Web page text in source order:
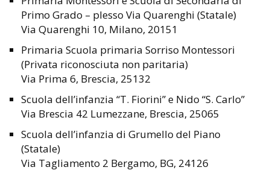
Primo Grado – plesso Via Quarenghi (Statale)
Via Quarenghi 10, Milano, 20151
Primaria Scuola primaria Sorriso Montessori
(Privata riconosciuta non paritaria)
Via Prima 6, Brescia, 25132
Scuola dell’infanzia “T. Fiorini” e Nido “S. Carlo”
Via Brescia 42 Lumezzane, Brescia, 25065
Scuola dell’infanzia di Grumello del Piano
(Statale)
Via Tagliamento 2 Bergamo, BG, 24126